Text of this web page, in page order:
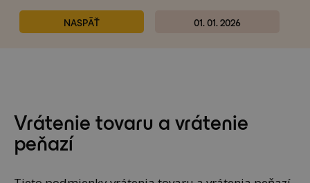
NASPÄŤ 01. 01. 2026
Vrátenie tovaru a vrátenie
peňazí